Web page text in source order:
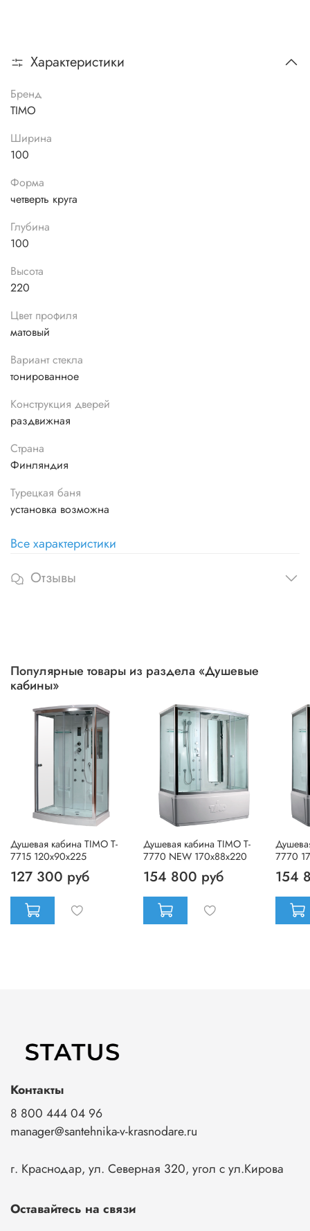
Характеристики
Бренд
TIMO
Ширина
100
Форма
четверть круга
Глубина
100
Высота
220
Цвет профиля
матовый
Вариант стекла
тонированное
Конструкция дверей
раздвижная
Страна
Финляндия
Турецкая баня
установка возможна
Все характеристики
Отзывы
Популярные товары из раздела «Душевые
кабины»
Душевая кабина TIMO T-
7715 120x90x225
127 300 руб
Душевая кабина TIMO T-
7770 NEW 170x88x220
154 800 руб
7770
154
Контакты
8 800 444 04 96
manager@santehnika-v-krasnodare.ru
г. Краснодар, ул. Северная 320, угол с ул.Кирова
Оставайтесь на связи